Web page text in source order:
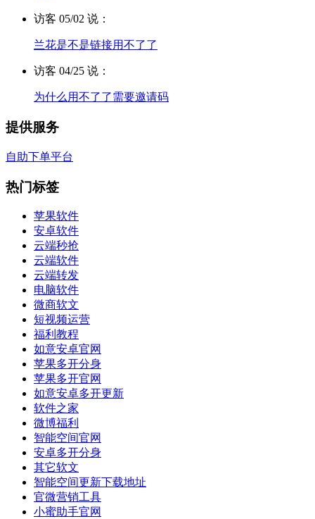
访客 05/02 说：
兰花是不是链接用不了了
访客 04/25 说：
为什么用不了了需要邀请码
提供服务
自助下单平台
热门标签
苹果软件
安卓软件
云端秒抢
云端软件
云端转发
电脑软件
微商软文
短视频运营
福利教程
如意安卓官网
苹果多开分身
苹果多开官网
如意安卓多开更新
软件之家
微博福利
智能空间官网
安卓多开分身
其它软文
智能空间更新下载地址
官微营销工具
小蜜助手官网